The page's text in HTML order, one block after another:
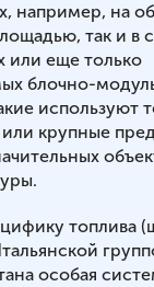
например, на
так и в
или еще только
блочно-
используют
крупные
топлива
особая